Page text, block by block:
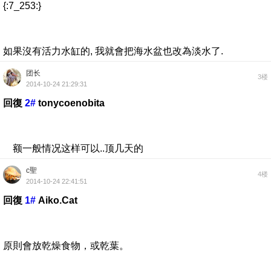
{:7_253:}
如果沒有活力水缸的, 我就會把海水盆也改為淡水了.
团长
2014-10-24 21:29:31
3楼
回復 2# tonycoenobita
额一般情况这样可以..顶几天的
c聖
2014-10-24 22:41:51
4楼
回復 1# Aiko.Cat
原則會放乾燥食物，或乾葉。